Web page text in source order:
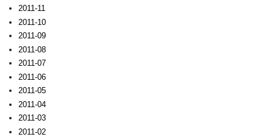
2011-11
2011-10
2011-09
2011-08
2011-07
2011-06
2011-05
2011-04
2011-03
2011-02